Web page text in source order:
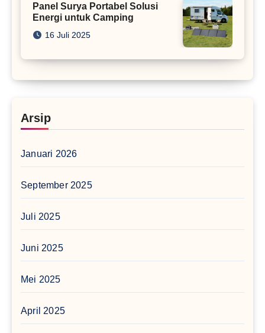
Panel Surya Portabel Solusi
Energi untuk Camping
16 Juli 2025
Arsip
Januari 2026
September 2025
Juli 2025
Juni 2025
Mei 2025
April 2025